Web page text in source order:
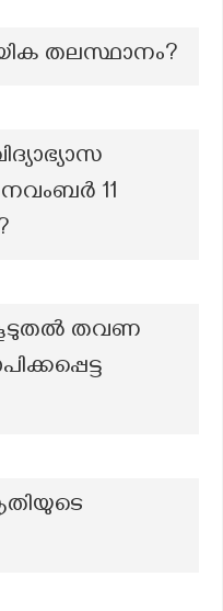
തലസ്ഥാനം?
11
കൂടുതൽ തവണ